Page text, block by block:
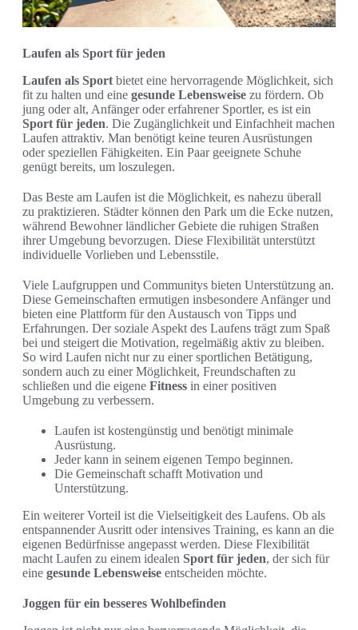
Laufen als Sport für jeden
Laufen als Sport bietet eine hervorragende Möglichkeit, sich
fit zu halten und eine gesunde Lebensweise zu fördern. Ob
jung oder alt, Anfänger oder erfahrener Sportler, es ist ein
Sport für jeden. Die Zugänglichkeit und Einfachheit machen
Laufen attraktiv. Man benötigt keine teuren Ausrüstungen
oder speziellen Fähigkeiten. Ein Paar geeignete Schuhe
genügt bereits, um loszulegen.
Das Beste am Laufen ist die Möglichkeit, es nahezu überall
zu praktizieren. Städter können den Park um die Ecke nutzen,
während Bewohner ländlicher Gebiete die ruhigen Straßen
ihrer Umgebung bevorzugen. Diese Flexibilität unterstützt
individuelle Vorlieben und Lebensstile.
Viele Laufgruppen und Communitys bieten Unterstützung an.
Diese Gemeinschaften ermutigen insbesondere Anfänger und
bieten eine Plattform für den Austausch von Tipps und
Erfahrungen. Der soziale Aspekt des Laufens trägt zum Spaß
bei und steigert die Motivation, regelmäßig aktiv zu bleiben.
So wird Laufen nicht nur zu einer sportlichen Betätigung,
sondern auch zu einer Möglichkeit, Freundschaften zu
schließen und die eigene Fitness in einer positiven
Umgebung zu verbessern.
Laufen ist kostengünstig und benötigt minimale
Ausrüstung.
Jeder kann in seinem eigenen Tempo beginnen.
Die Gemeinschaft schafft Motivation und
Unterstützung.
Ein weiterer Vorteil ist die Vielseitigkeit des Laufens. Ob als
entspannender Ausritt oder intensives Training, es kann an die
eigenen Bedürfnisse angepasst werden. Diese Flexibilität
macht Laufen zu einem idealen Sport für jeden, der sich für
eine gesunde Lebensweise entscheiden möchte.
Joggen für ein besseres Wohlbefinden